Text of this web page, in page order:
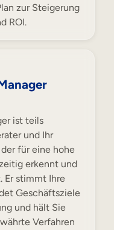
zur Steigerung
ROI.
ist teils
und Ihr
für eine hohe
erkennt und
Er stimmt Ihre
Geschäftsziele
und hält Sie
Verfahren